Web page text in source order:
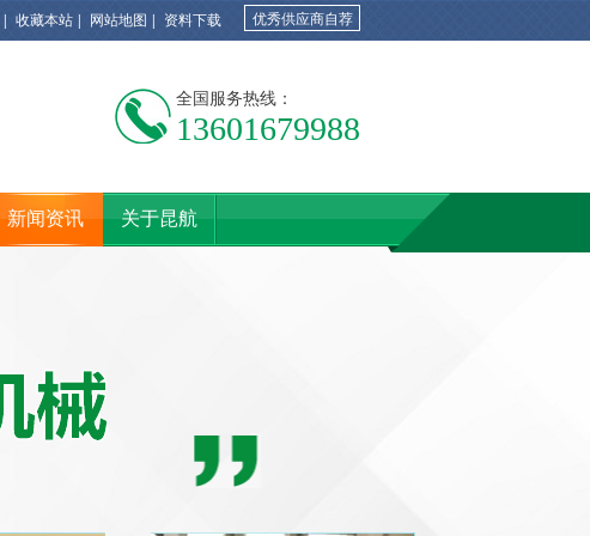
收藏本站 网站地图 资料下载 优秀供应商自荐
全国服务热线：
13601679988
新闻资讯 关于昆航